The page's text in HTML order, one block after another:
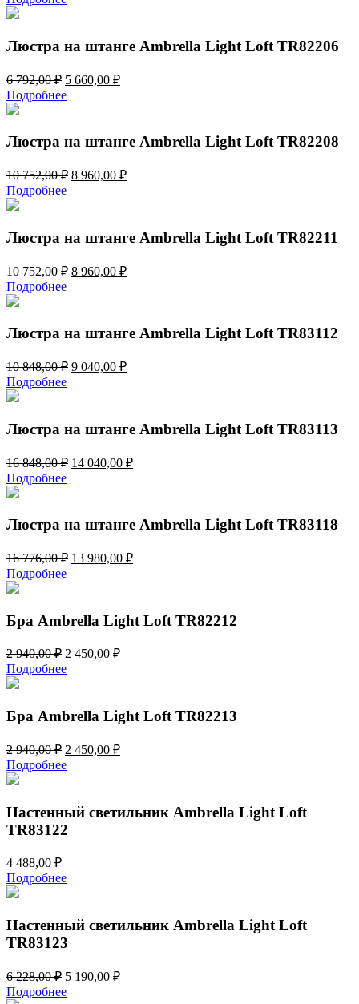
составляла
Люстра на штанге Ambrella Light Loft TR82206
6 792,00₽ Первоначальная
цена
составляла
792,00 ₽.
5 660,00 ₽Текущая
Подробнее
Люстра на штанге Ambrella Light Loft TR82208
10 752,00₽ Первоначальная
8 960,00 ₽Текущая
Подробнее
Люстра на штанге Ambrella Light Loft TR82211
10 752,00₽ Первоначальная
752,00 ₽.
8 960,00 ₽Текущая
Подробнее
Люстра на штанге Ambrella Light Loft TR83112
10 848,00₽ Первоначальная
9 040,00 ₽Текущая
Подробнее
Люстра на штанге Ambrella Light Loft TR83113
16 848,00₽ Первоначальная
848,00 ₽.
14 040,00 ₽Текущая
Подробнее
Люстра на штанге Ambrella Light Loft TR83118
16 776,00₽ Первоначальная
776,00 ₽.
13 980,00 ₽Текущая
Подробнее
Бра Ambrella Light Loft TR82212
2 940,00₽ Первоначальная
цена
составляла
940,00 ₽.
2 450,00 ₽Текущая
Подробнее
Бра Ambrella Light Loft TR82213
2 940,00₽ Первоначальная
цена
составляла
940,00 ₽.
2 450,00 ₽Текущая
Подробнее
Настенный светильник Ambrella Light Loft
TR83122
4 488,00 ₽
Подробнее
Настенный светильник Ambrella Light Loft
TR83123
6 228,00₽ Первоначальная
цена
5 190,00 ₽Текущая
Подробнее